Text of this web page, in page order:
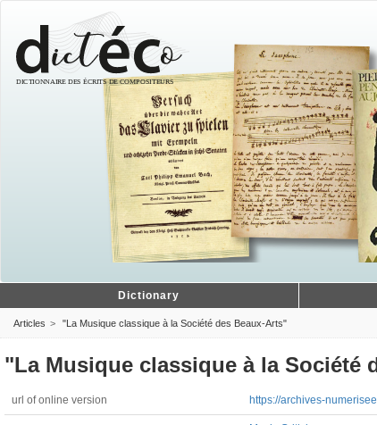
Dictionary
Articles "La Musique classique à la Société des Beaux-Arts"
"La Musique classique à la Société
url of online version https://archives-